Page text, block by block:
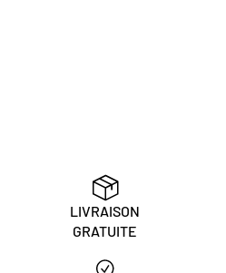
LIVRAISON
GRATUITE